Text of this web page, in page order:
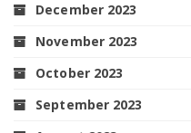
December 2023
November 2023
October 2023
September 2023